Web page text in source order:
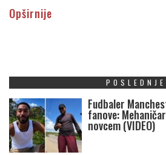
Opširnije
POSLEDNJE
Fudbaler
fanove:
novcem (VIDEO)